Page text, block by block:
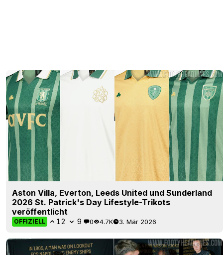
Aston Villa, Everton, Leeds United und Sunderland
2026 St. Patrick's Day Lifestyle-Trikots
veröffentlicht
OFFIZIELL 12 9 0 4.7K 3. Mär 2026